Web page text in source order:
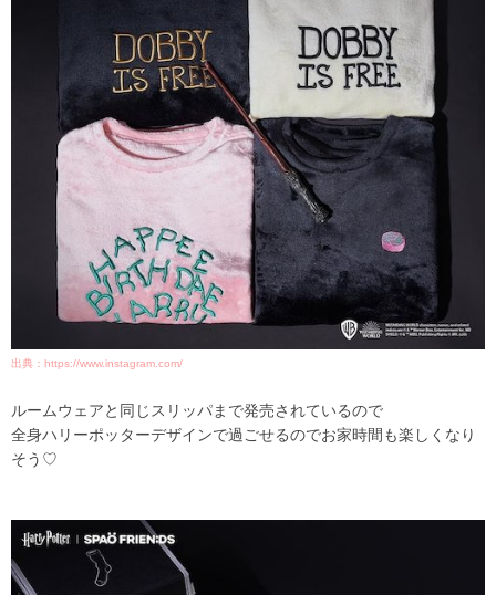
出典：https://www.instagram.com/
ルームウェアと同じスリッパまで発売されているので
全身ハリーポッターデザインで過ごせるのでお家時間も楽しくなり
そう♡